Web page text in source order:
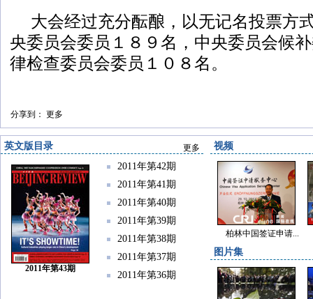
大会经过充分酝酿，以无记名投票方
央委员会委员１８９名，中央委员会候
律检查委员会委员１０８名。
分享到： 更多
英文版目录 更多
2011年第43期
2011年第42期
2011年第41期
2011年第40期
2011年第39期
2011年第38期
2011年第37期
2011年第36期
视频
柏林中国签证申请...
图片集